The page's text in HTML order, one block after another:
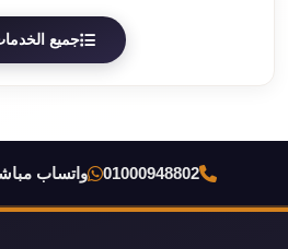
جميع الخدمات
01000948802 واتساب مباشر